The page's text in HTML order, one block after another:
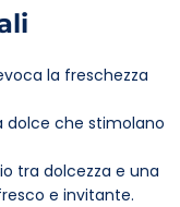
la freschezza
dolce che stimolano
tra dolcezza e una
e invitante.